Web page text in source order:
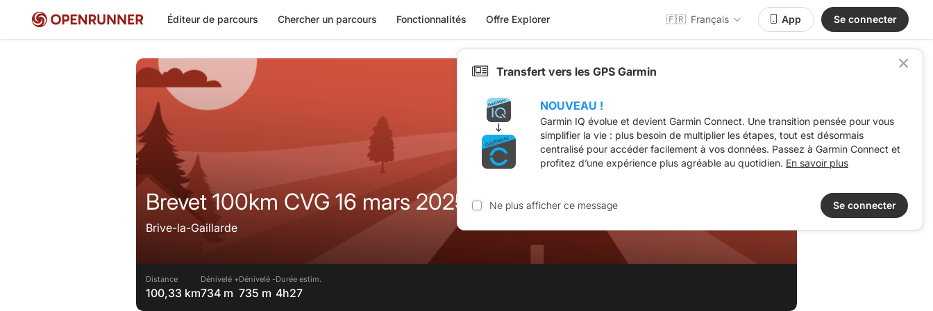
Éditeur de parcours Chercher un parcours Fonctionnalités Offre Explorer 🇫🇷 Français App Se connecter
Brevet 100km CVG 16 mars 2025
Brive-la-Gaillarde
Distance
100,33 km
Dénivelé +
734 m
Dénivelé -
735 m
Durée estim.
4h27
Transfert vers les GPS Garmin
NOUVEAU !
Garmin IQ évolue et devient Garmin Connect. Une transition pensée pour vous
simplifier la vie : plus besoin de multiplier les étapes, tout est désormais
centralisé pour accéder facilement à vos données. Passez à Garmin Connect et
profitez d’une expérience plus agréable au quotidien. En savoir plus
Ne plus afficher ce message Se connecter